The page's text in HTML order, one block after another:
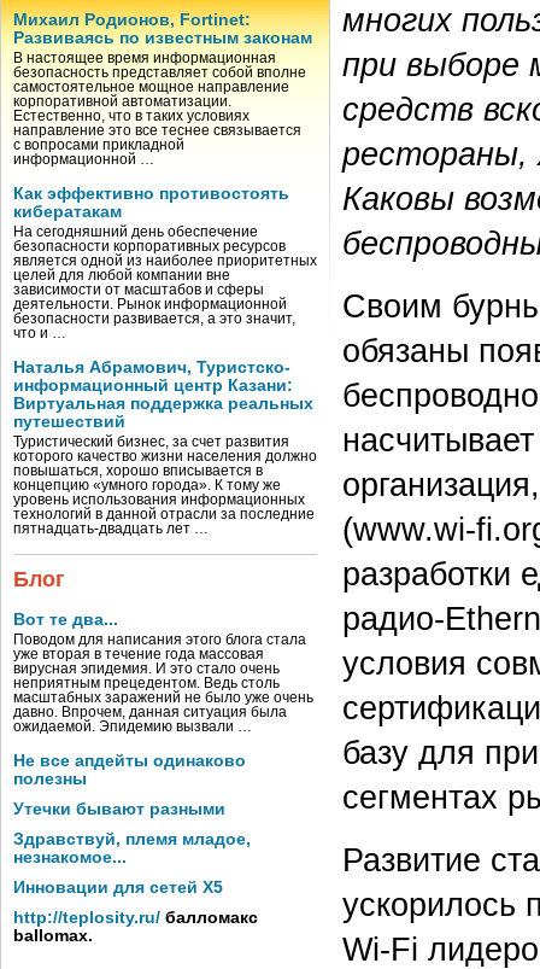
Михаил Родионов, Fortinet:
Развиваясь по известным законам
В настоящее время информационная
безопасность представляет собой вполне
самостоятельное мощное направление
корпоративной автоматизации.
Естественно, что в таких условиях
направление это все теснее связывается
с вопросами прикладной
информационной …
Как эффективно противостоять
кибератакам
На сегодняшний день обеспечение
безопасности корпоративных ресурсов
является одной из наиболее приоритетных
целей для любой компании вне
зависимости от масштабов и сферы
деятельности. Рынок информационной
безопасности развивается, а это значит,
что и …
Наталья Абрамович, Туристско-
информационный центр Казани:
Виртуальная поддержка реальных
путешествий
Туристический бизнес, за счет развития
которого качество жизни населения должно
повышаться, хорошо вписывается в
концепцию «умного города». К тому же
уровень использования информационных
технологий в данной отрасли за последние
пятнадцать-двадцать лет …
Блог
Вот те два...
Поводом для написания этого блога стала
уже вторая в течение года массовая
вирусная эпидемия. И это стало очень
неприятным прецедентом. Ведь столь
масштабных заражений не было уже очень
давно. Впрочем, данная ситуация была
ожидаемой. Эпидемию вызвали …
Не все апдейты одинаково
полезны
Утечки бывают разными
Здравствуй, племя младое,
незнакомое...
Инновации для сетей X5
http://teplosity.ru/ балломакс
ballomax.
многих
при выборе
средств
рестораны,
Каковы
Своим
обязаны
(www.wi-
разработки
радио-
условия
базу для
сегментах
Развитие
ускорилось
Wi-Fi